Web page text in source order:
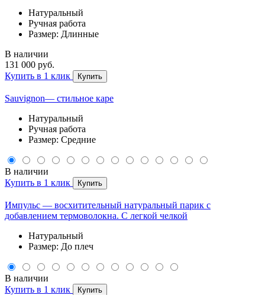
Натуральный
Ручная работа
Размер: Длинные
В наличии
131 000 руб.
Купить в 1 клик
Купить
Sauvignon— стильное каре
Натуральный
Ручная работа
Размер: Средние
В наличии
Купить в 1 клик
Купить
Импульс — восхитительный натуральный парик с
добавлением термоволокна. С легкой челкой
Натуральный
Размер: До плеч
В наличии
Купить в 1 клик
Купить